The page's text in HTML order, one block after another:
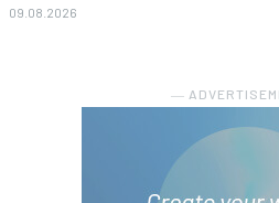
09.08.2026
―